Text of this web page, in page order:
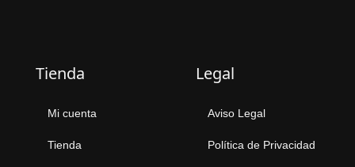
Tienda
Mi cuenta
Tienda
Legal
Aviso Legal
Política de Privacidad